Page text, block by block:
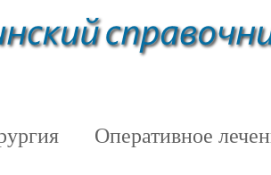
Оперативное